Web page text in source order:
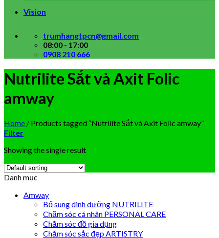
Vision
trumhangtpcn@gmail.com
08:00 - 17:00
0908 210 666
Nutrilite Sắt và Axit Folic
amway
Home / Products tagged “Nutrilite Sắt và Axit Folic amway”
Filter
Showing the single result
Danh mục
Amway
Bổ sung dinh dưỡng NUTRILITE
Chăm sóc cá nhân PERSONAL CARE
Chăm sóc đồ gia dụng
Chăm sóc sắc đẹp ARTISTRY